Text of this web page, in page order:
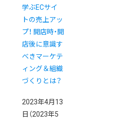
学ぶECサイ
トの売上アッ
プ！ 開店時・開
店後に意識す
べきマーケテ
ィング＆組織
づくりとは？
2023年4月13
日 （2023年5